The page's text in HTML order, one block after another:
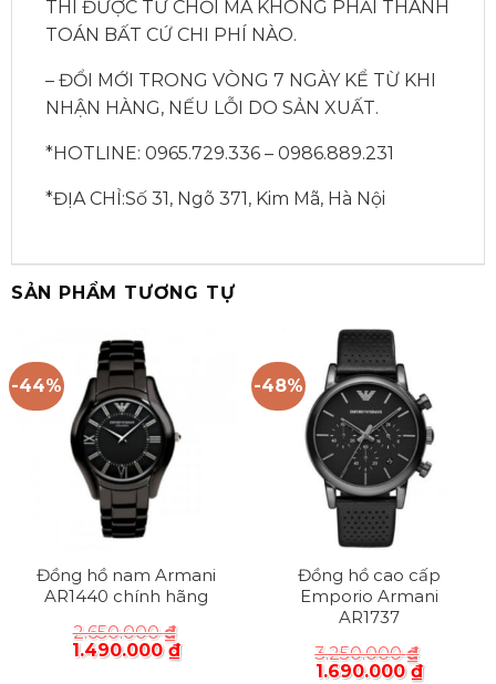
THÌ ĐƯỢC TỪ CHỐI MÀ KHÔNG PHẢI THANH
TOÁN BẤT CỨ CHI PHÍ NÀO.
– ĐỔI MỚI TRONG VÒNG 7 NGÀY KỂ TỪ KHI
NHẬN HÀNG, NẾU LỖI DO SẢN XUẤT.
*HOTLINE: 0965.729.336 – 0986.889.231
*ĐỊA CHỈ:Số 31, Ngõ 371, Kim Mã, Hà Nội
SẢN PHẨM TƯƠNG TỰ
-44%
Đồng hồ nam Armani
AR1440 chính hãng
2.650.000₫
1.490.000₫
-48%
Đồng hồ cao cấp
Emporio Armani
AR1737
3.250.000₫
1.690.000₫